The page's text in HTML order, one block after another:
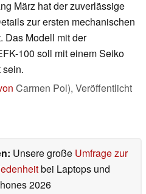
März hat der zuverlässige
zur ersten mechanischen
Das Modell mit der
100 soll mit einem Seiko
sein.
Carmen Pol), Veröffentlicht
Unsere große Umfrage zur
bei Laptops und
2026